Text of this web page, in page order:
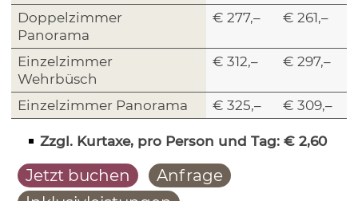
Doppelzimmer
Panorama
€ 277,– € 261,–
Einzelzimmer
Wehrbüsch
€ 312,– € 297,–
Einzelzimmer Panorama € 325,– € 309,–
Zzgl. Kurtaxe, pro Person und Tag: € 2,60
Jetzt buchen
Anfrage